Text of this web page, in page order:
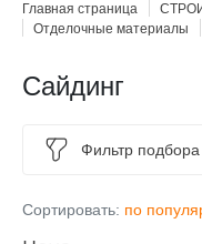
Главная страница
Отделочные материалы
Сайдинг
Фильтр подбора
Сортировать: по